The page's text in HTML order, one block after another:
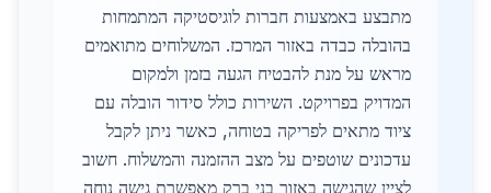
מתבצע באמצעות חברות לוגיסטיקה המתמחות
בהובלה כבדה באזור המרכז. המשלוחים מתואמים
מראש על מנת להבטיח הגעה בזמן ולמקום
המדויק בפרויקט. השירות כולל סידור הובלה עם
ציוד מתאים לפריקה בטוחה, כאשר ניתן לקבל
עדכונים שוטפים על מצב ההזמנה והמשלוח. חשוב
לציין שהגישה באזור בני ברק מאפשרת גישה נוחה